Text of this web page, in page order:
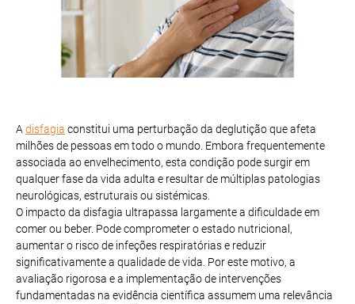
A disfagia constitui uma perturbação da deglutição que afeta
milhões de pessoas em todo o mundo. Embora frequentemente
associada ao envelhecimento, esta condição pode surgir em
qualquer fase da vida adulta e resultar de múltiplas patologias
neurológicas, estruturais ou sistémicas.
O impacto da disfagia ultrapassa largamente a dificuldade em
comer ou beber. Pode comprometer o estado nutricional,
aumentar o risco de infeções respiratórias e reduzir
significativamente a qualidade de vida. Por este motivo, a
avaliação rigorosa e a implementação de intervenções
fundamentadas na evidência científica assumem uma relevância